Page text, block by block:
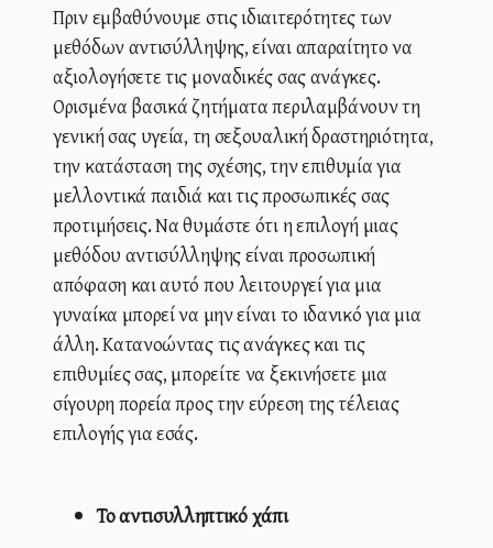
Πριν εμβαθύνουμε στις ιδιαιτερότητες των
μεθόδων αντισύλληψης, είναι απαραίτητο να
αξιολογήσετε τις μοναδικές σας ανάγκες.
Ορισμένα βασικά ζητήματα περιλαμβάνουν τη
γενική σας υγεία, τη σεξουαλική δραστηριότητα,
την κατάσταση της σχέσης, την επιθυμία για
μελλοντικά παιδιά και τις προσωπικές σας
προτιμήσεις. Να θυμάστε ότι η επιλογή μιας
μεθόδου αντισύλληψης είναι προσωπική
απόφαση και αυτό που λειτουργεί για μια
γυναίκα μπορεί να μην είναι το ιδανικό για μια
άλλη. Κατανοώντας τις ανάγκες και τις
επιθυμίες σας, μπορείτε να ξεκινήσετε μια
σίγουρη πορεία προς την εύρεση της τέλειας
επιλογής για εσάς.
Το αντισυλληπτικό χάπι